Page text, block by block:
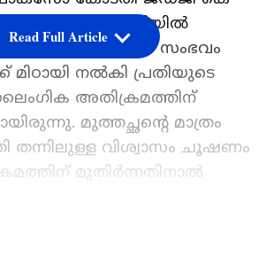
2019 ജനുവരിയിൽ
ആസ്പദമായ സംഭവം
മിഠായി നൽകി പ്രതിയുടെ
ലൈംഗിക അതിക്രമത്തിന്
മുത്തച്ഛന്‍റെ മാത്രം
തന്നിലുള്ള വിശ്വാസം ചൂഷണം
മുതിർന്നതിനാൽ
Read Full Article